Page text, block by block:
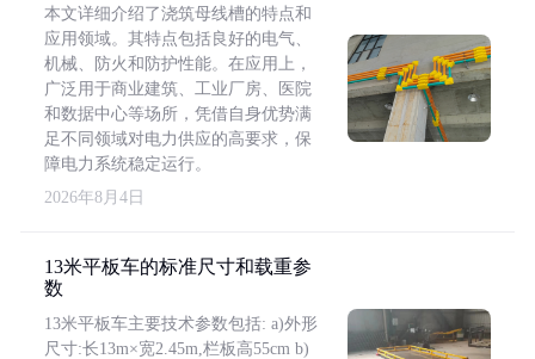
本文详细介绍了浇筑母线槽的特点和
应用领域。其特点包括良好的电气、
机械、防火和防护性能。在应用上，
广泛用于商业建筑、工业厂房、医院
和数据中心等场所，凭借自身优势满
足不同领域对电力供应的高要求，保
障电力系统稳定运行。
2026年8月4日
13米平板车的标准尺寸和载重参
数
13米平板车主要技术参数包括: a)外形
尺寸:长13m×宽2.45m,栏板高55cm b)